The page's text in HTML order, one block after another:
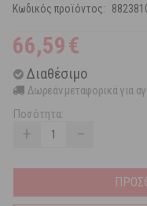
Κωδικός προϊόντος:
66,59€
Διαθέσιμο
Δωρεάν μεταφορικά για
Ποσότητα:
+ −